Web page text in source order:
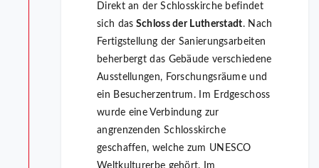
Direkt an der Schlosskirche befindet
sich das Schloss der Lutherstadt. Nach
Fertigstellung der Sanierungsarbeiten
beherbergt das Gebäude verschiedene
Ausstellungen, Forschungsräume und
ein Besucherzentrum. Im Erdgeschoss
wurde eine Verbindung zur
angrenzenden Schlosskirche
geschaffen, welche zum UNESCO
Weltkulturerbe gehört. Im